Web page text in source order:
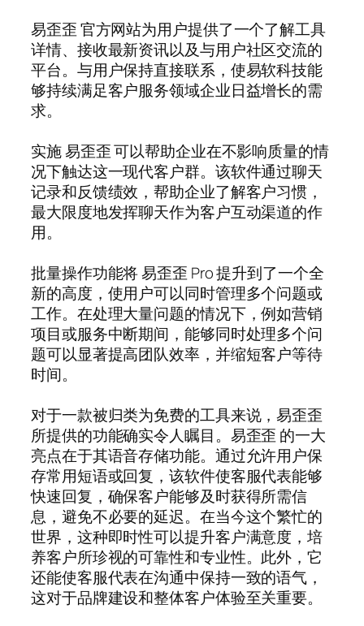
易歪歪 官方网站为用户提供了一个了解工具
详情、接收最新资讯以及与用户社区交流的
平台。与用户保持直接联系，使易软科技能
够持续满足客户服务领域企业日益增长的需
求。
实施 易歪歪 可以帮助企业在不影响质量的情
况下触达这一现代客户群。该软件通过聊天
记录和反馈绩效，帮助企业了解客户习惯，
最大限度地发挥聊天作为客户互动渠道的作
用。
批量操作功能将 易歪歪 Pro 提升到了一个全
新的高度，使用户可以同时管理多个问题或
工作。在处理大量问题的情况下，例如营销
项目或服务中断期间，能够同时处理多个问
题可以显著提高团队效率，并缩短客户等待
时间。
对于一款被归类为免费的工具来说，易歪歪
所提供的功能确实令人瞩目。易歪歪 的一大
亮点在于其语音存储功能。通过允许用户保
存常用短语或回复，该软件使客服代表能够
快速回复，确保客户能够及时获得所需信
息，避免不必要的延迟。在当今这个繁忙的
世界，这种即时性可以提升客户满意度，培
养客户所珍视的可靠性和专业性。此外，它
还能使客服代表在沟通中保持一致的语气，
这对于品牌建设和整体客户体验至关重要。